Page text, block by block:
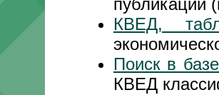
публикаций
КВЕД,
Поиск в
КВЕД